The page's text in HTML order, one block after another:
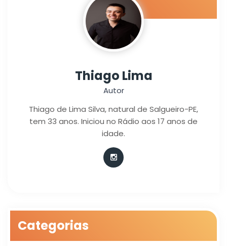
Thiago Lima
Autor
Thiago de Lima Silva, natural de Salgueiro-PE,
tem 33 anos. Iniciou no Rádio aos 17 anos de
idade.
Categorias